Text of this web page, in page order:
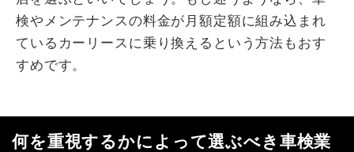
検やメンテナンスの料金が月額定額に組み込まれ
ているカーリースに乗り換えるという方法もおす
すめです。
何を重視するかによって選ぶべき車検業